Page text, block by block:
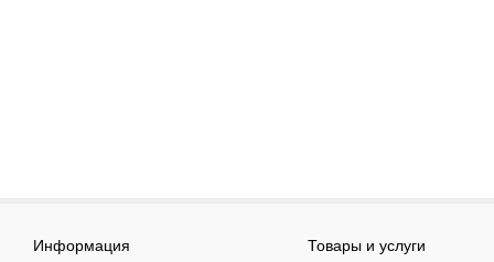
Информация Товары и услуги